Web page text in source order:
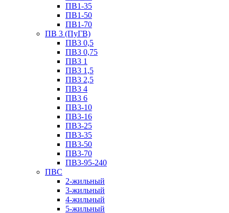
ПВ1-35
ПВ1-50
ПВ1-70
ПВ 3 (ПуГВ)
ПВ3 0,5
ПВ3 0,75
ПВ3 1
ПВ3 1,5
ПВ3 2,5
ПВ3 4
ПВ3 6
ПВ3-10
ПВ3-16
ПВ3-25
ПВ3-35
ПВ3-50
ПВ3-70
ПВ3-95-240
ПВС
2-жильный
3-жильный
4-жильный
5-жильный